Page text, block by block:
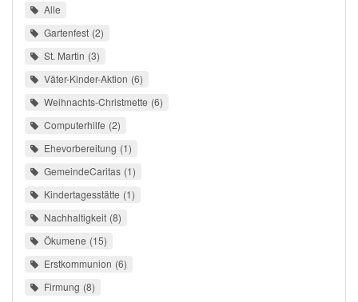
Alle
Gartenfest 2
St. Martin 3
Väter-Kinder-Aktion 6
Weihnachts-Christmette 6
Computerhilfe 2
Ehevorbereitung 1
GemeindeCaritas 1
Kindertagesstätte 1
Nachhaltigkeit 8
Ökumene 15
Erstkommunion 6
Firmung 8